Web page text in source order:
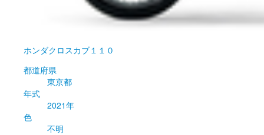
ホンダクロスカブ１１０
都道府県
東京都
年式
2021年
色
不明